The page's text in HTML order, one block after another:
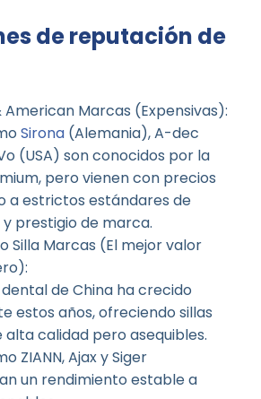
de reputación de
American Marcas (Expensivas):
Sirona(Alemania), A-dec
(USA) son conocidos por la
pero vienen con precios
a estrictos estándares de
prestigio de marca.
Silla Marcas (El mejor valor
de China ha crecido
estos años, ofreciendo sillas
alta calidad pero asequibles.
ZIANN, Ajax y Siger
un rendimiento estable a